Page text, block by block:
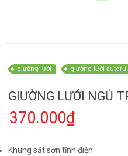
giường lưới giường lưới autoru
GIƯỜNG LƯỚI NGỦ
370.000₫
Khung sắt sơn tĩnh điện